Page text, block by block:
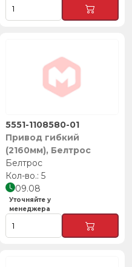
Привод гибкий
(2160мм), Белтрос
5551-1108580-01
Белтрос
5
09.08
Уточняйте у
менеджера